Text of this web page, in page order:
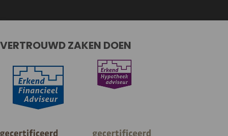
VERTROUWD ZAKEN DOEN